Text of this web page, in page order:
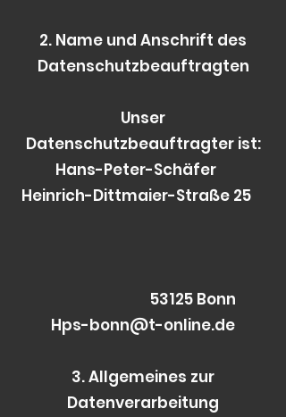
2. Name und Anschrift des
Datenschutzbeauftragten
Unser
Datenschutzbeauftragter ist:
Hans-Peter-Schäfer
Heinrich-Dittmaier-Straße 25
53125 Bonn
Hps-bonn@t-online.de
3. Allgemeines zur
Datenverarbeitung